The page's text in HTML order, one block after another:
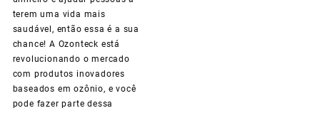
Grandes
Resultados!
terem uma vida mais
saudável, então essa é a sua
chance! A Ozonteck está
revolucionando o mercado
com produtos inovadores
baseados em ozônio, e você
pode fazer parte dessa